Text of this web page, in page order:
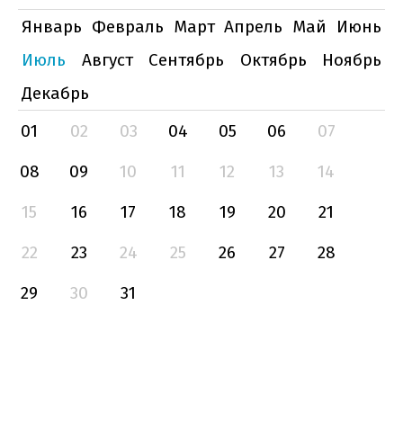
Январь Февраль Март Апрель Май
Июнь
Июль
Август Сентябрь Октябрь
Ноябрь
Декабрь
01
02 03 04 05 06
07
08
09 10 11 12 13
14
15
16 17 18 19 20
21
22
23 24 25 26 27
28
29
30 31